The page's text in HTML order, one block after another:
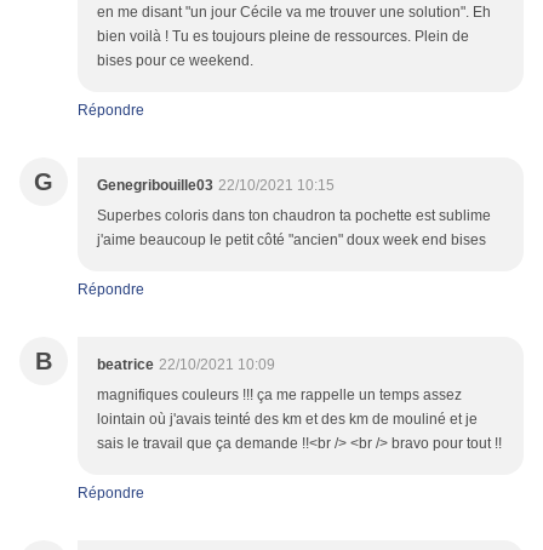
en me disant "un jour Cécile va me trouver une solution". Eh
bien voilà ! Tu es toujours pleine de ressources. Plein de
bises pour ce weekend.
Répondre
G Genegribouille03 22/10/2021 10:15
Superbes coloris dans ton chaudron ta pochette est sublime
j'aime beaucoup le petit côté "ancien" doux week end bises
Répondre
B beatrice 22/10/2021 10:09
magnifiques couleurs !!! ça me rappelle un temps assez
lointain où j'avais teinté des km et des km de mouliné et je
sais le travail que ça demande !!<br /> <br /> bravo pour tout !!
Répondre